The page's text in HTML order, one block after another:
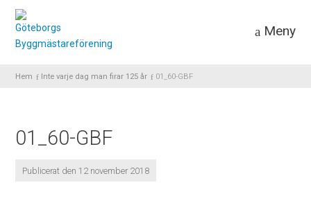
Meny
Hem Inte varje dag man firar 125 år 01_60-GBF
01_60-GBF
Publicerat den 12 november 2018